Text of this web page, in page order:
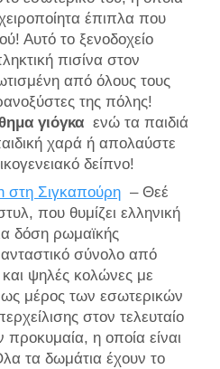
έπιπλα που
Αυτό το ξενοδοχείο
πισίνα στον
από όλους τους
της πόλης!
γιόγκαενώ τα παιδιά
χαρά ή απολαύστε
δείπνο!
στη Σιγκαπούρη– Θεέ
που θυμίζει ελληνική
δόση ρωμαϊκής
σύνολο από
και ψηλές κολώνες με
μέρος των εσωτερικών
στον τελευταίο
προκυμαία, η οποία είναι
τα δωμάτια έχουν το